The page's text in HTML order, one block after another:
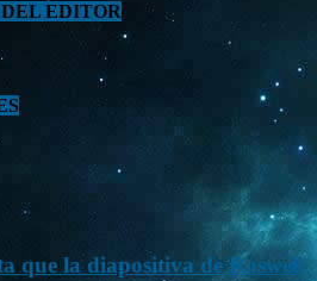
EDITOR
que la diapositiva de Roswell